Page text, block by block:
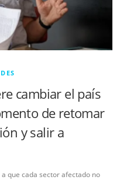
cambiar el país
de retomar
y salir a
que cada sector afectado no